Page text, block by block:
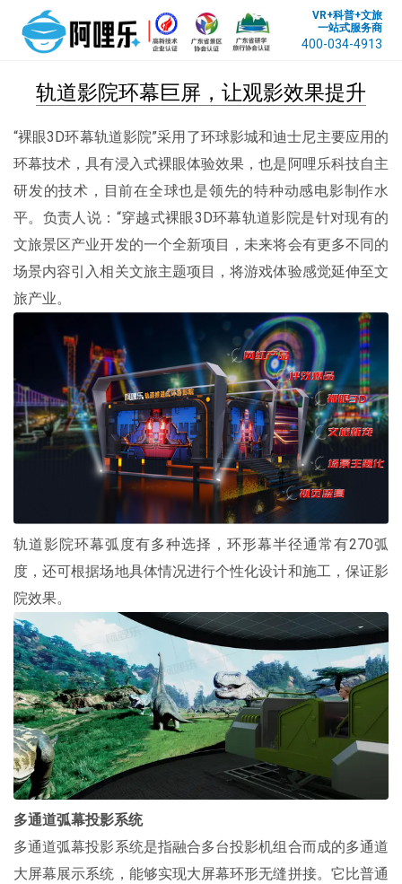
VR+科普+文旅
一站式服务商
400-034-4913
轨道影院环幕巨屏，让观影效果提升
“裸眼3D环幕轨道影院”采用了环球影城和迪士尼主要应用的
环幕技术，具有浸入式裸眼体验效果，也是阿哩乐科技自主
研发的技术，目前在全球也是领先的特种动感电影制作水
平。负责人说：“穿越式裸眼3D环幕轨道影院是针对现有的
文旅景区产业开发的一个全新项目，未来将会有更多不同的
场景内容引入相关文旅主题项目，将游戏体验感觉延伸至文
旅产业。
轨道影院环幕弧度有多种选择，环形幕半径通常有270弧
度，还可根据场地具体情况进行个性化设计和施工，保证影
院效果。
多通道弧幕投影系统
多通道弧幕投影系统是指融合多台投影机组合而成的多通道
大屏幕展示系统，能够实现大屏幕环形无缝拼接。它比普通